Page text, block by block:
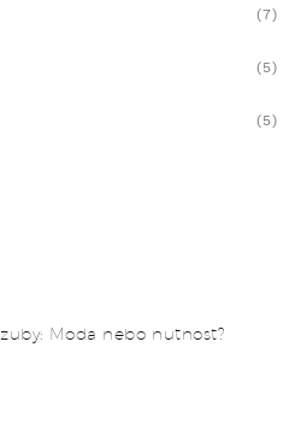
(7)
(5)
(5)
Moda nebo nutnost?